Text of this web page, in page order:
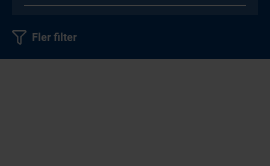
Fler filter